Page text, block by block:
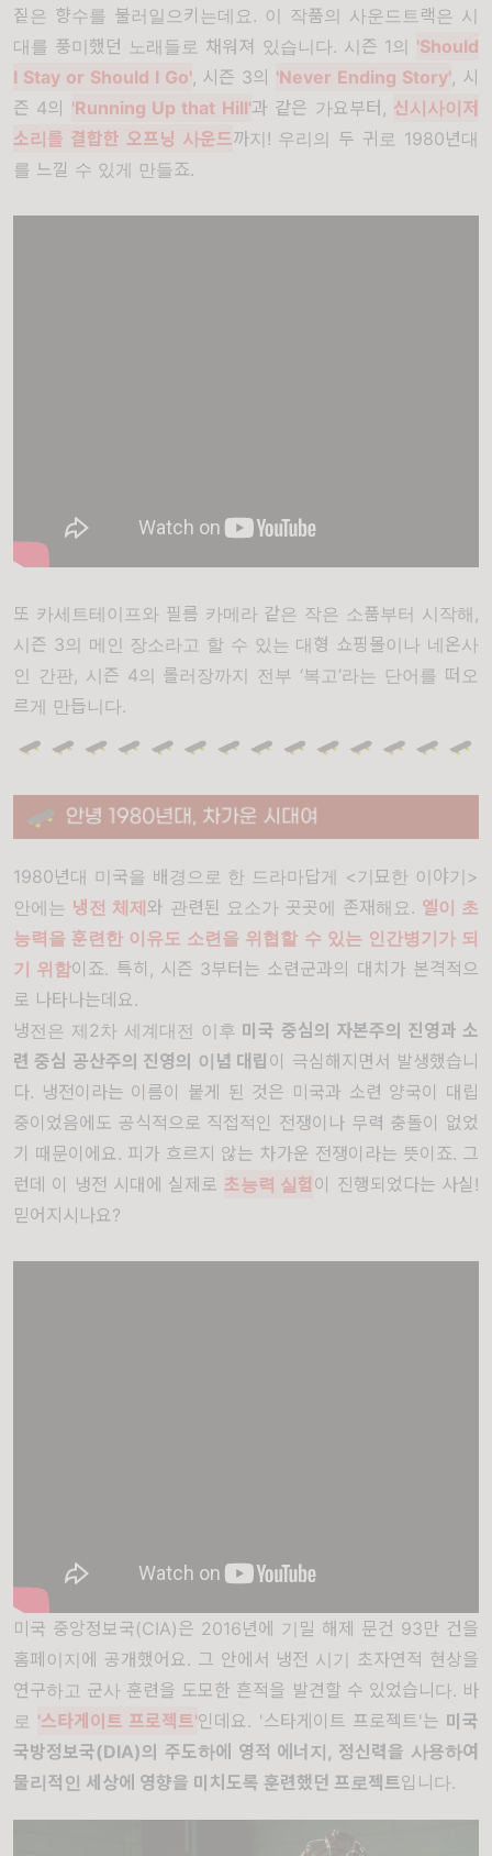
짙은 향수를 불러일으키는데요. 이 작품의 사운드트랙은 시
대를 풍미했던 노래들로 채워져 있습니다. 시즌 1의 'Should
I Stay or Should I Go', 시즌 3의 'Never Ending Story', 시
즌 4의 'Running Up that Hill'과 같은 가요부터, 신시사이저
소리를 결합한 오프닝 사운드까지! 우리의 두 귀로 1980년대
를 느낄 수 있게 만들죠.
또 카세트테이프와 필름 카메라 같은 작은 소품부터 시작해,
시즌 3의 메인 장소라고 할 수 있는 대형 쇼핑몰이나 네온사
인 간판, 시즌 4의 롤러장까지 전부 ‘복고’라는 단어를 떠오
르게 만듭니다.
1980년대 미국을 배경으로 한 드라마답게 <기묘한 이야기>
안에는 냉전 체제 와 관련된 요소가 곳곳에 존재해요. 엘이 초
능력을 훈련한 이유도 소련을 위협할 수 있는 인간병기 가 되
기 위함이죠. 특히, 시즌 3부터는 소련군과의 대치가 본격적으
로 나타나는데요.
냉전은 제2차 세계대전 이후 미국 중심의 자본주의 진영과 소
련 중심 공산주의 진영의 이념 대립 이 극심해지면서 발생했습니
다. 냉전이라는 이름이 붙게 된 것은 미국과 소련 양국이 대립
중이었음에도 공식적으로 직접적인 전쟁이나 무력 충돌이 없었
기 때문이에요. 피가 흐르지 않는 차가운 전쟁이라는 뜻이죠. 그
런데 이 냉전 시대에 실제로 초능력 실험 이 진행되었다는 사실!
믿어지시나요?
미국 중앙정보국(CIA)은 2016년에 기밀 해제 문건 93만 건을
홈페이지에 공개했어요. 그 안에서 냉전 시기 초자연적 현상을
연구하고 군사 훈련을 도모한 흔적을 발견할 수 있었습니다. 바
로 '스타게이트 프로젝트'인데요. '스타게이트 프로젝트'는 미국
국방정보국(DIA)의 주도하에 영적 에너지, 정신력을 사용하여
물리적인 세상에 영향을 미치도록 훈련했던 프로젝트입니다.